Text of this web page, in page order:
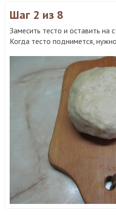
Шаг 2 из 8
Замесить тесто и оставить на
Когда тесто поднимется,